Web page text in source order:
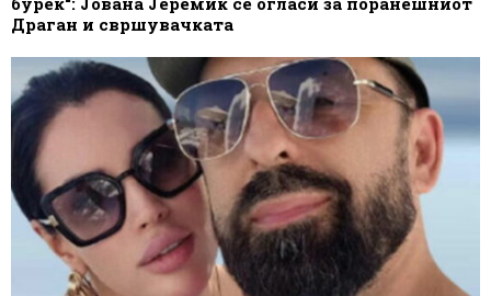
Драган и свршувачката